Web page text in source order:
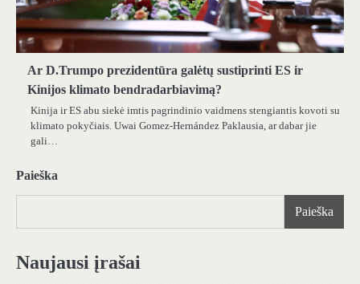
Ar D.Trumpo prezidentūra galėtų sustiprinti ES ir
Kinijos klimato bendradarbiavimą?
Kinija ir ES abu siekė imtis pagrindinio vaidmens stengiantis kovoti su
klimato pokyčiais. Uwai Gomez-Hernández Paklausia, ar dabar jie
gali…
Paieška
Paieška
Naujausi įrašai